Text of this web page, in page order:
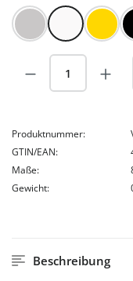
BLUESEAL Silber
BLUESEALGold
Produkt
Produktnummer:
GTIN/EAN:
Maße:
Gewicht:
Beschreibung